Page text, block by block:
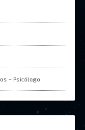
– Psicólogo